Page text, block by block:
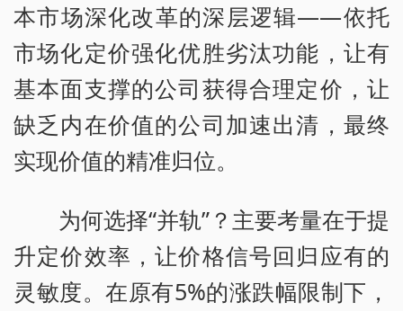
本市场深化改革的深层逻辑——依托
市场化定价强化优胜劣汰功能，让有
基本面支撑的公司获得合理定价，让
缺乏内在价值的公司加速出清，最终
实现价值的精准归位。
为何选择“并轨”？主要考量在于提
升定价效率，让价格信号回归应有的
灵敏度。在原有5%的涨跌幅限制下，